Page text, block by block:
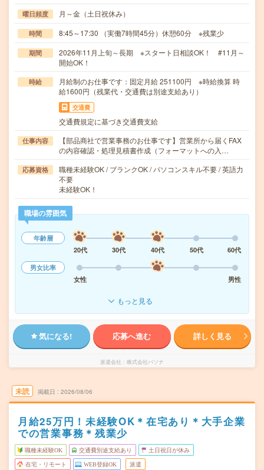
曜日頻度 月～金（土日祝休み）
時間 8:45～17:30 （実働7時間45分）休憩60分 ※残業少
期間
2026年11月上旬～長期 ※スタート日相談OK！ #11月～
開始OK！
時給
月給制のお仕事です：固定月給 251100円 ※時給換算 時
給1600円（残業代・交通費は別途支給あり）
交通費
交通費規定に基づき交通費支給
仕事内容
【部品商社で営業事務のお仕事です】営業所から届くFAX
の内容確認・処理見積書作成（フォーマットへの入…
応募資格
職種未経験OK / ブランクOK / パソコンスキル不要 / 英語力
不要
未経験OK！
職場の雰囲気
年齢層
20代
30代 40代 50代
60代
男女比率
女性
男性
もっと見る
気になる! 応募へ進む 詳しく見る
派遣会社 株式会社パソナ
未読 掲載日 2026/08/06
月給25万円！未経験OK＊在宅あり＊大手企業
での営業事務＊残業少
職種未経験OK 交通費別途支給あり 土日祝日が休み
在宅・リモート WEB登録OK 派遣